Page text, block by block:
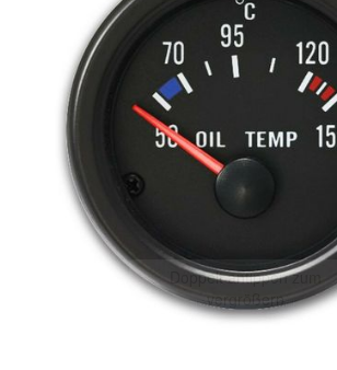
Doppelt antippen zum
vergrößern